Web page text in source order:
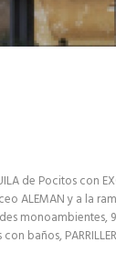
de Pocitos con
ALEMAN y a la